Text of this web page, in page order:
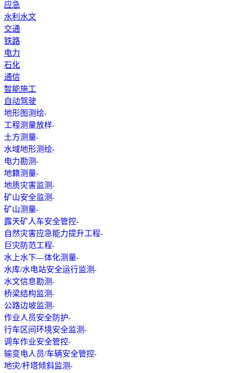
应急
水利水文
交通
铁路
电力
石化
通信
智能施工
自动驾驶
地形图测绘
工程测量放样
土方测量
水域地形测绘
电力勘测
地籍测量
地质灾害监测
矿山安全监测
矿山测量
露天矿人车安全管控
自然灾害应急能力提升工程
巨灾防范工程
水上水下—体化测量
水库/水电站安全运行监测
水文信息勘测
桥梁结构监测
公路边坡监测
作业人员安全防护
行车区间环境安全监测
调车作业安全管控
输变电人员/车辆安全管控
地灾/杆塔倾斜监测